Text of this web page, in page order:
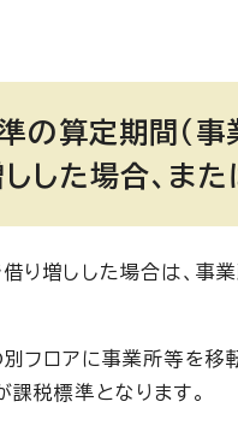
算定期間（事
した場合、ま
増しした場合は、事
別フロアに事業所等を
税標準となります。